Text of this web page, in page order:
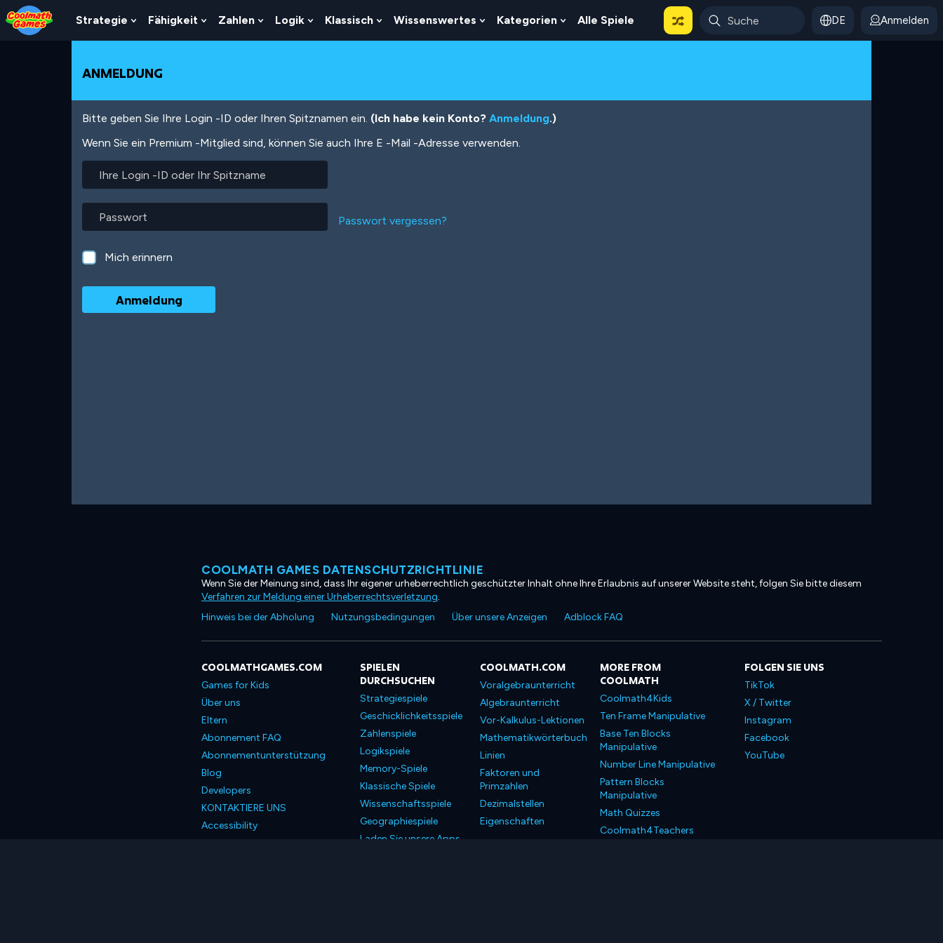
Skip
to
Top
Skip
to
Navigation
Skip
to
Main
Skip
to
Footer
Direkt
zum
Inhalt
Strategie
Show
Submenu
Strategie
Fähigkeit
Show
Submenu
Zahlen
Show
Submenu
Logik
Show
Submenu
Klassisch
Show
Submenu
Wissenswertes
Show
Submenu
Kategorien
Show
Submenu
Alle Spiele DE Anmelden
ANMELDUNG
Bitte geben Sie Ihre Login -ID oder Ihren Spitznamen ein. (Ich habe kein Konto? Anmeldung.)
Wenn Sie ein Premium -Mitglied sind, können Sie auch Ihre E -Mail -Adresse verwenden.
Login
ID
oder
Ihr
Spitzname
Passwort vergessen?
Mich erinnern
COOLMATH GAMES DATENSCHUTZRICHTLINIE
Wenn Sie der Meinung sind, dass Ihr eigener urheberrechtlich geschützter Inhalt ohne Ihre Erlaubnis auf unserer Website steht, folgen Sie bitte diesem
Verfahren zur Meldung einer Urheberrechtsverletzung.
Hinweis bei der Abholung
Nutzungsbedingungen Über unsere Anzeigen Adblock FAQ
COOLMATHGAMES.COM
Games for Kids
Über uns
Eltern
Abonnement FAQ
Abonnementunterstützung
Blog
Developers
KONTAKTIERE UNS
Accessibility
SPIELEN
DURCHSUCHEN
Strategiespiele
Geschicklichkeitsspiele
Zahlenspiele
Logikspiele
Memory-Spiele
Klassische Spiele
Wissenschaftsspiele
Geographiespiele
Laden Sie unsere Apps
COOLMATH.COM
Voralgebraunterricht
Algebraunterricht
Vor-Kalkulus-Lektionen
Mathematikwörterbuch
Linien
Faktoren und
Primzahlen
Dezimalstellen
Eigenschaften
MORE FROM
COOLMATH
Coolmath4Kids
Ten Frame Manipulative
Base Ten Blocks
Manipulative
Number Line Manipulative
Pattern Blocks
Manipulative
Math Quizzes
Coolmath4Teachers
FOLGEN SIE UNS
TikTok
X / Twitter
Instagram
Facebook
YouTube